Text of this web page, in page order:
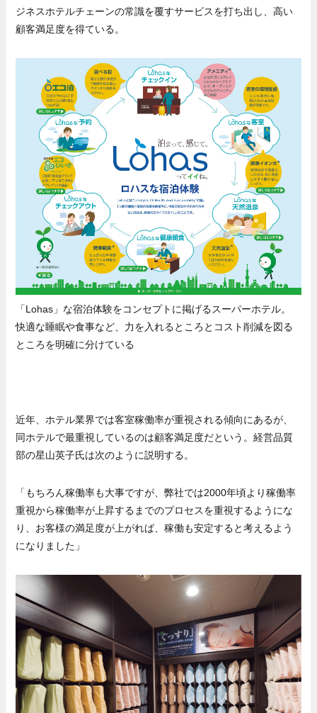
ジネスホテルチェーンの常識を覆すサービスを打ち出し、高い
顧客満足度を得ている。
「Lohas」な宿泊体験をコンセプトに掲げるスーパーホテル。
快適な睡眠や食事など、力を入れるところとコスト削減を図る
ところを明確に分けている
近年、ホテル業界では客室稼働率が重視される傾向にあるが、
同ホテルで最重視しているのは顧客満足度だという。経営品質
部の星山英子氏は次のように説明する。
「もちろん稼働率も大事ですが、弊社では2000年頃より稼働率
重視から稼働率が上昇するまでのプロセスを重視するようにな
り、お客様の満足度が上がれば、稼働も安定すると考えるよう
になりました」